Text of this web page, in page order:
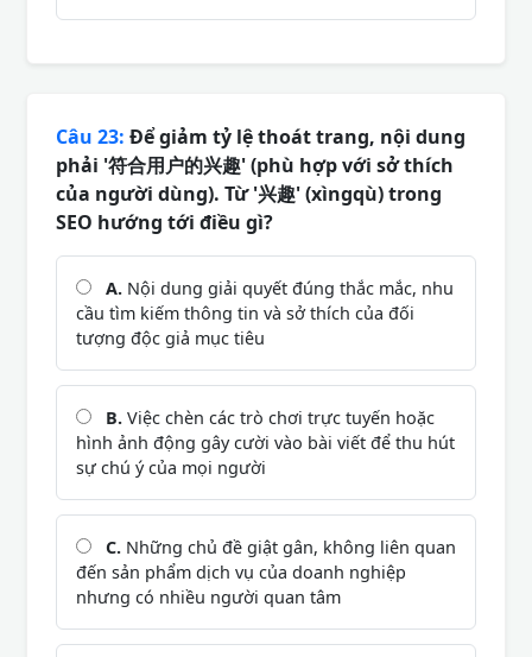
Câu 23: Để giảm tỷ lệ thoát trang, nội dung
phải '符合用户的兴趣' (phù hợp với sở thích
của người dùng). Từ '兴趣' (xìngqù) trong
SEO hướng tới điều gì?
A. Nội dung giải quyết đúng thắc mắc, nhu
cầu tìm kiếm thông tin và sở thích của đối
tượng độc giả mục tiêu
B. Việc chèn các trò chơi trực tuyến hoặc
hình ảnh động gây cười vào bài viết để thu hút
sự chú ý của mọi người
C. Những chủ đề giật gân, không liên quan
đến sản phẩm dịch vụ của doanh nghiệp
nhưng có nhiều người quan tâm